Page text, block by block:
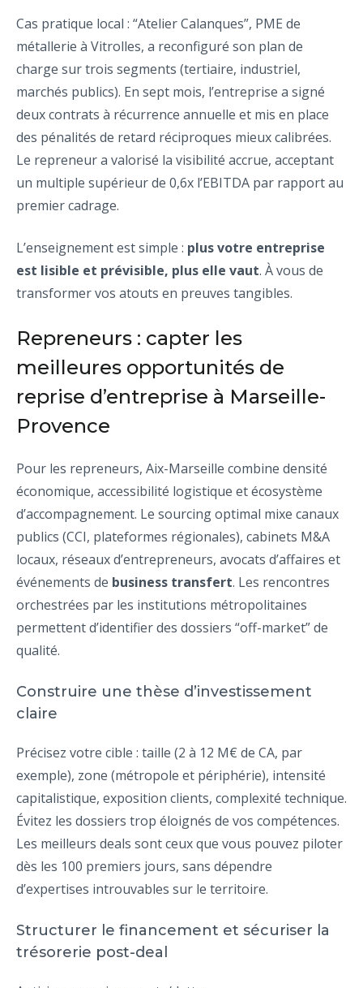
Cas pratique local : “Atelier Calanques”, PME de
métallerie à Vitrolles, a reconfiguré son plan de
charge sur trois segments (tertiaire, industriel,
marchés publics). En sept mois, l’entreprise a signé
deux contrats à récurrence annuelle et mis en place
des pénalités de retard réciproques mieux calibrées.
Le repreneur a valorisé la visibilité accrue, acceptant
un multiple supérieur de 0,6x l’EBITDA par rapport au
premier cadrage.
L’enseignement est simple : plus votre entreprise
est lisible et prévisible, plus elle vaut. À vous de
transformer vos atouts en preuves tangibles.
Repreneurs : capter les
meilleures opportunités de
reprise d’entreprise à Marseille-
Provence
Pour les repreneurs, Aix-Marseille combine densité
économique, accessibilité logistique et écosystème
d’accompagnement. Le sourcing optimal mixe canaux
publics (CCI, plateformes régionales), cabinets M&A
locaux, réseaux d’entrepreneurs, avocats d’affaires et
événements de business transfert. Les rencontres
orchestrées par les institutions métropolitaines
permettent d’identifier des dossiers “off-market” de
qualité.
Construire une thèse d’investissement
claire
Précisez votre cible : taille (2 à 12 M€ de CA, par
exemple), zone (métropole et périphérie), intensité
capitalistique, exposition clients, complexité technique.
Évitez les dossiers trop éloignés de vos compétences.
Les meilleurs deals sont ceux que vous pouvez piloter
dès les 100 premiers jours, sans dépendre
d’expertises introuvables sur le territoire.
Structurer le financement et sécuriser la
trésorerie post-deal